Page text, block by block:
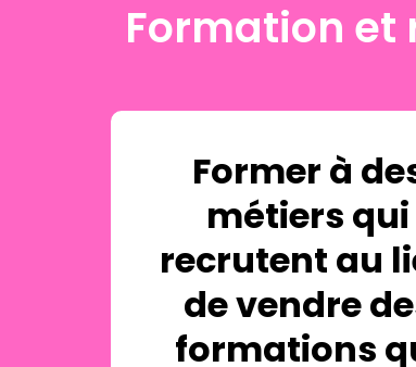
Formation et
Former à
métiers qui
recrutent au
de vendre
formations